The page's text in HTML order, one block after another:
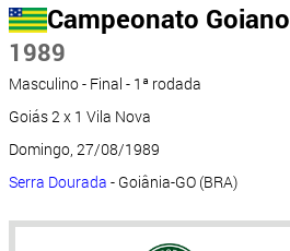
Campeonato Goiano
1989
Masculino - Final - 1ª rodada
Goiás 2 x 1 Vila Nova
Domingo, 27/08/1989
Serra Dourada - Goiânia-GO (BRA)